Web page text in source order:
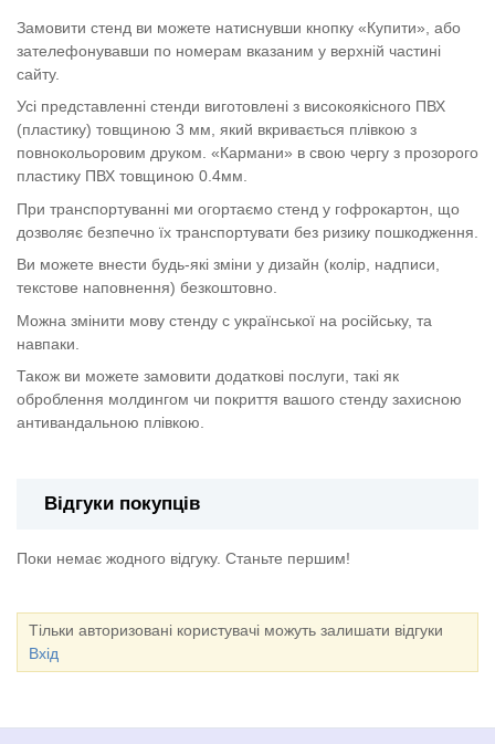
Замовити стенд ви можете натиснувши кнопку «Купити», або
зателефонувавши по номерам вказаним у верхній частині
сайту.
Усі представленні стенди виготовлені з високоякісного ПВХ
(пластику) товщиною 3 мм, який вкривається плівкою з
повнокольоровим друком. «Кармани» в свою чергу з прозорого
пластику ПВХ товщиною 0.4мм.
При транспортуванні ми огортаємо стенд у гофрокартон, що
дозволяє безпечно їх транспортувати без ризику пошкодження.
Ви можете внести будь-які зміни у дизайн (колір, надписи,
текстове наповнення) безкоштовно.
Можна змінити мову стенду с української на російську, та
навпаки.
Також ви можете замовити додаткові послуги, такі як
оброблення молдингом чи покриття вашого стенду захисною
антивандальною плівкою.
Відгуки покупців
Поки немає жодного відгуку. Станьте першим!
Тільки авторизовані користувачі можуть залишати відгуки
Вхід